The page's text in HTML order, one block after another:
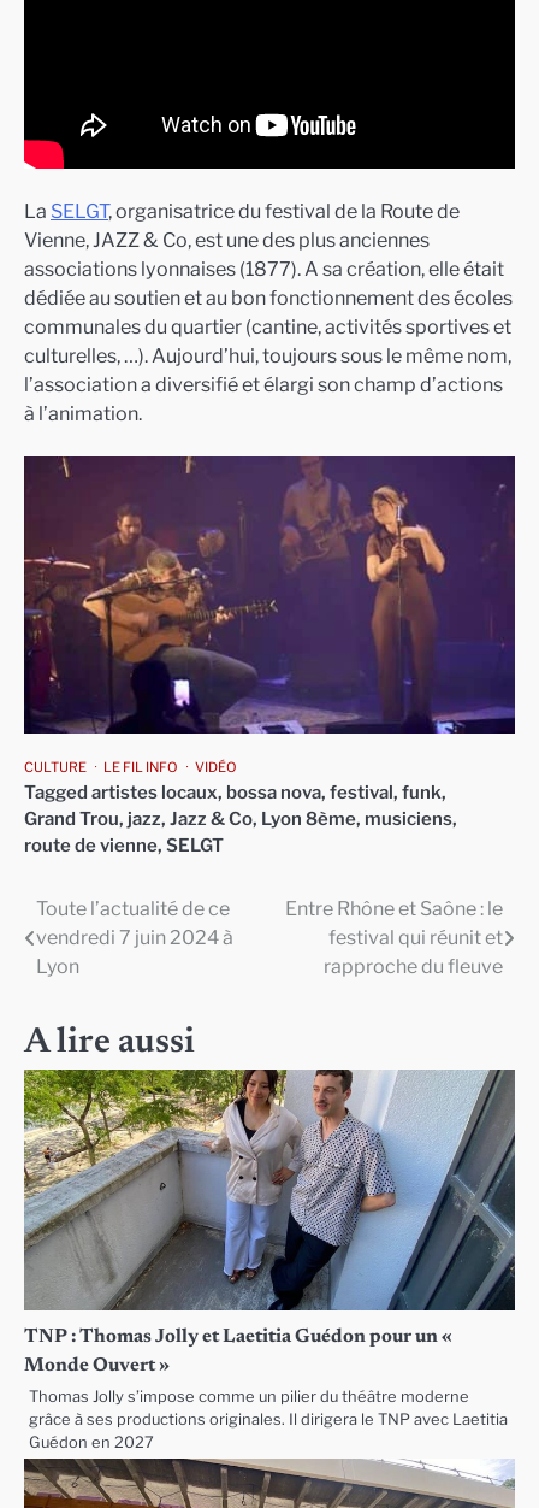
La SELGT, organisatrice du festival de la Route de
Vienne, JAZZ & Co, est une des plus anciennes
associations lyonnaises (1877). A sa création, elle était
dédiée au soutien et au bon fonctionnement des écoles
communales du quartier (cantine, activités sportives et
culturelles, …). Aujourd’hui, toujours sous le même nom,
l’association a diversifié et élargi son champ d’actions
à l’animation.
CULTURE LE FIL INFO VIDÉO
Tagged artistes locaux, bossa nova, festival, funk,
Grand Trou, jazz, Jazz & Co, Lyon 8ème, musiciens,
route de vienne, SELGT
Navigation
de
Toute l’actualité de ce
vendredi 7 juin 2024 à
Lyon
Entre Rhône et Saône : le
festival qui réunit et
rapproche du fleuve
A lire aussi
TNP : Thomas Jolly et Laetitia Guédon pour un «
Monde Ouvert »
Thomas Jolly s’impose comme un pilier du théâtre moderne
grâce à ses productions originales. Il dirigera le TNP avec Laetitia
Guédon en 2027